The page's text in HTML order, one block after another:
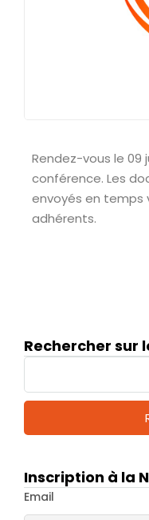
Rendez-vous le 09
conférence. Les
envoyés en temps
adhérents.
Rechercher sur
Inscription à la
Email